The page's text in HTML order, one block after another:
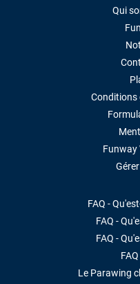
Qui
Conditions
Funway
FAQ -
FAQ -
FAQ -
Le Parawing